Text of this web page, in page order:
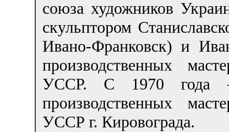
союза художников
скульптором
Ивано-Франковск) и
производственных
УССР. С 1970 года —
производственных
УССР г. Кировограда.